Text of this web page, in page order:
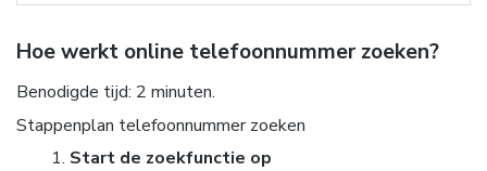
Hoe werkt online telefoonnummer zoeken?
Benodigde tijd: 2 minuten.
Stappenplan telefoonnummer zoeken
Start de zoekfunctie op